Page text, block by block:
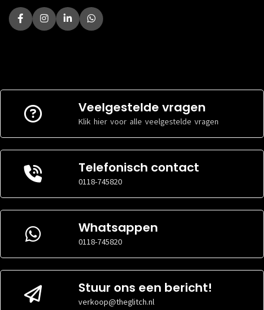
Veelgestelde vragen
Klik hier voor alle veelgestelde vragen
Telefonisch contact
0118-745820
Whatsappen
0118-745820
Stuur ons een bericht!
verkoop@theglitch.nl